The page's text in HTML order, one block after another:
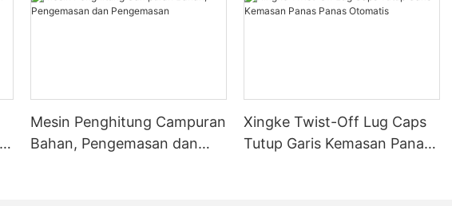
Mesin Penghitung Campuran
Bahan, Pengemasan dan
Xingke Twist-Off Lug Caps
Tutup Garis Kemasan Panas